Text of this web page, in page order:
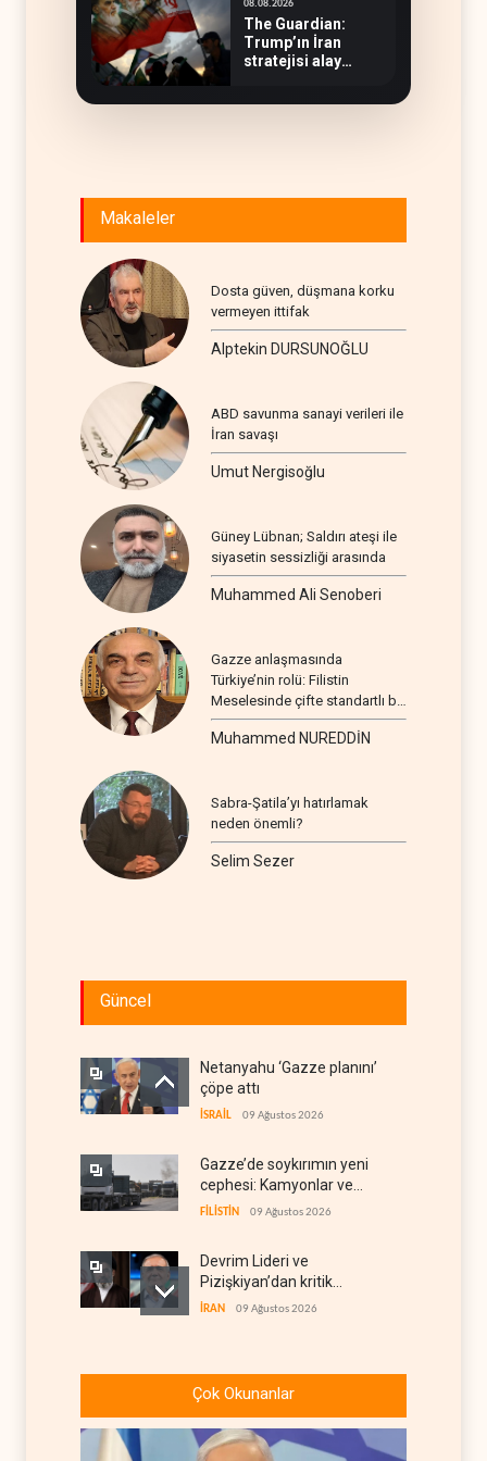
08.08.2026
The Guardian:
Trump’ın İran
stratejisi alay
Makaleler
Dosta güven, düşmana korku
vermeyen ittifak
Alptekin DURSUNOĞLU
ABD savunma sanayi verileri ile
İran savaşı
Umut Nergisoğlu
Güney Lübnan; Saldırı ateşi ile
siyasetin sessizliği arasında
Muhammed Ali Senoberi
Gazze anlaşmasında
Türkiye’nin rolü: Filistin
Meselesinde çifte standartlı bir
seyir
Muhammed NUREDDİN
Sabra-Şatila’yı hatırlamak
neden önemli?
Selim Sezer
Güncel
Netanyahu ‘Gazze planını’
çöpe attı
İSRAİL 09 Ağustos 2026
Gazze’de soykırımın yeni
cephesi: Kamyonlar ve
sürücüler de hedefte
FİLİSTİN 09 Ağustos 2026
Devrim Lideri ve
Pizişkiyan’dan kritik
görüşme
İRAN 09 Ağustos 2026
güçlere büyük operasyon
Grönland’da izinsiz sondaj
Çok Okunanlar